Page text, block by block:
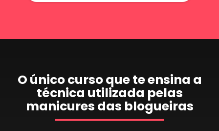
O único curso que te ensina a
técnica utilizada pelas
manicures das blogueiras